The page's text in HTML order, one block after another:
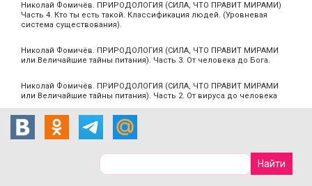
Николай Фомичёв. ПРИРОДОЛОГИЯ (СИЛА, ЧТО ПРАВИТ МИРАМИ)
Часть 4. Кто ты есть такой. Классификация людей. (Уровневая
система существования).
Николай Фомичёв. ПРИРОДОЛОГИЯ (СИЛА, ЧТО ПРАВИТ МИРАМИ
или Величайшие тайны питания). Часть 3. От человека до Бога.
Николай Фомичёв. ПРИРОДОЛОГИЯ (СИЛА, ЧТО ПРАВИТ МИРАМИ
или Величайшие тайны питания). Часть 2. От вируса до человека